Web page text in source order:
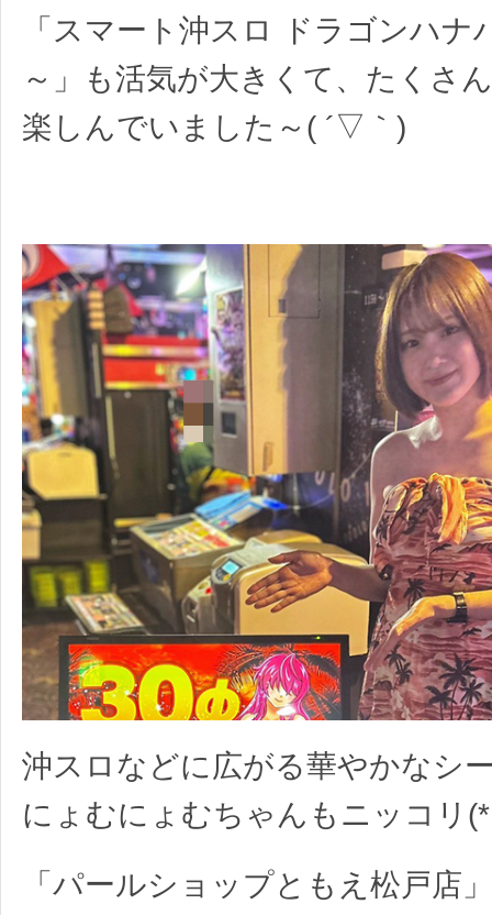
「スマート沖スロ ドラゴンハナ
～」も活気が大きくて、たくさ
楽しんでいました～( ´▽｀)
沖スロなどに広がる華やかなシ
にょむにょむちゃんもニッコリ
「パールショップともえ松戸店